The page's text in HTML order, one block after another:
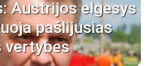
Austrijos elgesys
pašlijusias
vertybes